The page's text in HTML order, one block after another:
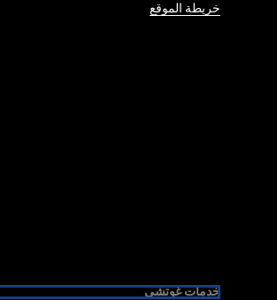
خريطة الموقع
خدمات غوتشي